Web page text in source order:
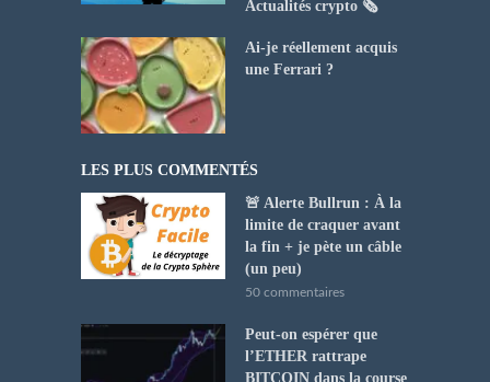
Actualités crypto 🗞️
Ai-je réellement acquis
une Ferrari ?
LES PLUS COMMENTÉS
🚨 Alerte Bullrun : À la
limite de craquer avant
la fin + je pète un câble
(un peu)
50 commentaires
Peut-on espérer que
l’ETHER rattrape
BITCOIN dans la course